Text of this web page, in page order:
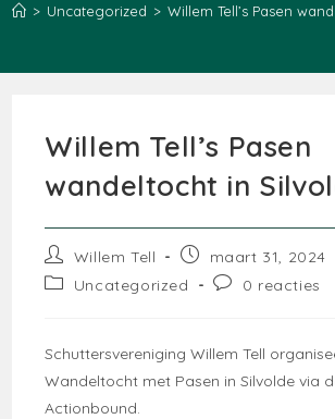
> Uncategorized > Willem Tell’s Pasen
Willem Tell’s Pasen
wandeltocht in
Bericht
auteur:
Willem Tell
Bericht
gepubliceerd
op:
maart 31, 2024
Berichtcategorie:
Uncategorized
Bericht0 reacties
Schuttersvereniging Willem Tell
Wandeltocht met Pasen in Silvolde via
Actionbound.